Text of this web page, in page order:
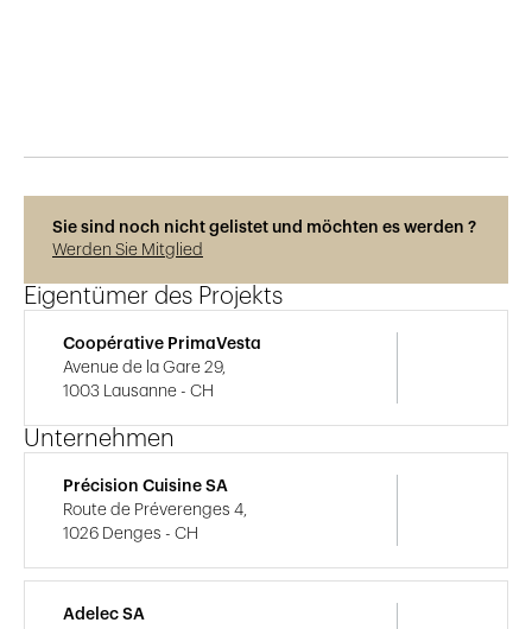
Sie sind noch nicht gelistet und möchten es werden ?
Werden Sie Mitglied
Eigentümer des Projekts
Coopérative PrimaVesta
Avenue de la Gare 29,
1003 Lausanne - CH
Unternehmen
Précision Cuisine SA
Route de Préverenges 4,
1026 Denges - CH
Adelec SA